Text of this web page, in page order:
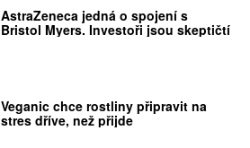
AstraZeneca jedná o spojení s
Bristol Myers. Investoři jsou skeptičtí
Veganic chce rostliny připravit na
stres dříve, než přijde